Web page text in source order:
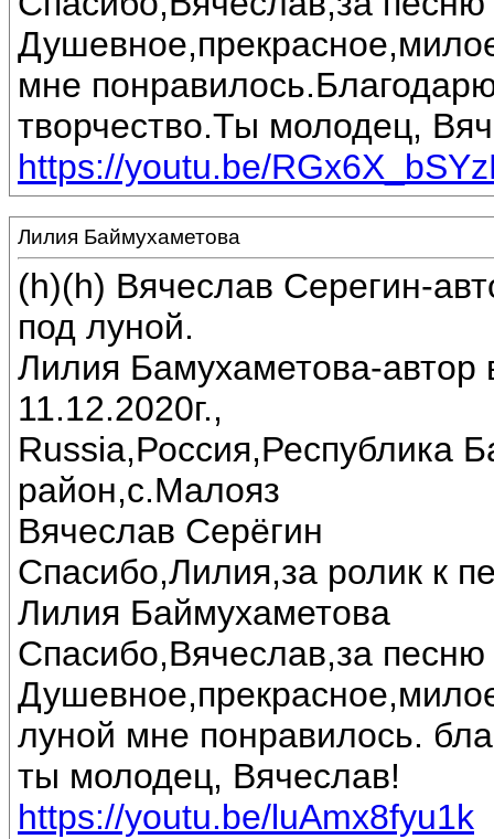
мне
творчество.Ты молодец,
https://youtu.be/
Лилия Баймухаметова
(h)(h) Вячеслав Серегин-
под луной.
Лилия Бамухаметова-автор
11.12.2020г.,
Russia,Россия,Республика
район,с.Малояз
Вячеслав Серёгин
Спасибо,Лилия,за ролик к
Лилия Баймухаметова
Спасибо,Вячеслав,за песню
луной мне понравилось.
ты молодец, Вячеслав!
https://youtu.be/luAmx8fyu1k